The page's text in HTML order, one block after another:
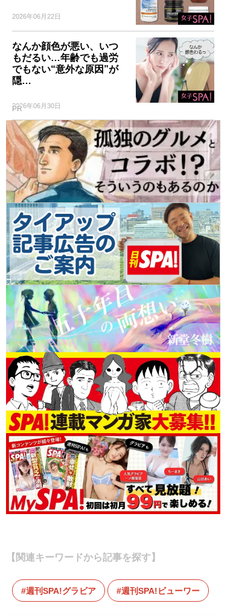
2026年06月22日
なんか顔色が悪い、いつ
もだるい…年齢でも過労
でもない“意外な原因”が
隠…
2026年06月30日
PR
【関連キーワードから記事を探す】
週刊SPA!グラビア 週刊SPA!ビューワー